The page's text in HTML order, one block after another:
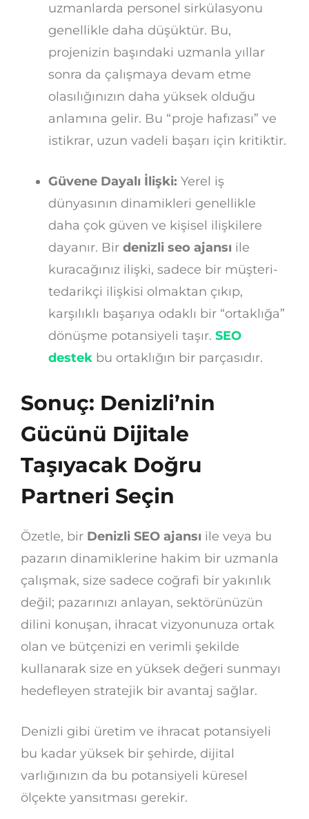
uzmanlarda personel sirkülasyonu
genellikle daha düşüktür. Bu,
projenizin başındaki uzmanla yıllar
sonra da çalışmaya devam etme
olasılığınızın daha yüksek olduğu
anlamına gelir. Bu “proje hafızası” ve
istikrar, uzun vadeli başarı için kritiktir.
Güvene Dayalı İlişki: Yerel iş
dünyasının dinamikleri genellikle
daha çok güven ve kişisel ilişkilere
dayanır. Bir denizli seo ajansı ile
kuracağınız ilişki, sadece bir müşteri-
tedarikçi ilişkisi olmaktan çıkıp,
karşılıklı başarıya odaklı bir “ortaklığa”
dönüşme potansiyeli taşır. SEO
destek bu ortaklığın bir parçasıdır.
Sonuç: Denizli’nin
Gücünü Dijitale
Taşıyacak Doğru
Partneri Seçin
Özetle, bir Denizli SEO ajansı ile veya bu
pazarın dinamiklerine hakim bir uzmanla
çalışmak, size sadece coğrafi bir yakınlık
değil; pazarınızı anlayan, sektörünüzün
dilini konuşan, ihracat vizyonunuza ortak
olan ve bütçenizi en verimli şekilde
kullanarak size en yüksek değeri sunmayı
hedefleyen stratejik bir avantaj sağlar.
Denizli gibi üretim ve ihracat potansiyeli
bu kadar yüksek bir şehirde, dijital
varlığınızın da bu potansiyeli küresel
ölçekte yansıtması gerekir.